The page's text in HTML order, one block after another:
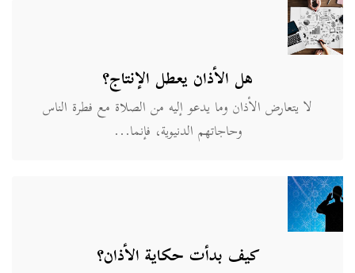
هل الأذان يعطل الإنتاج؟
لا يتعارض الأذان وما يدعو إليه من الصلاة مع فطرة الناس
وحاجاتهم الدنيوية، فإنما...
كيف بدأت حكاية الأذان؟